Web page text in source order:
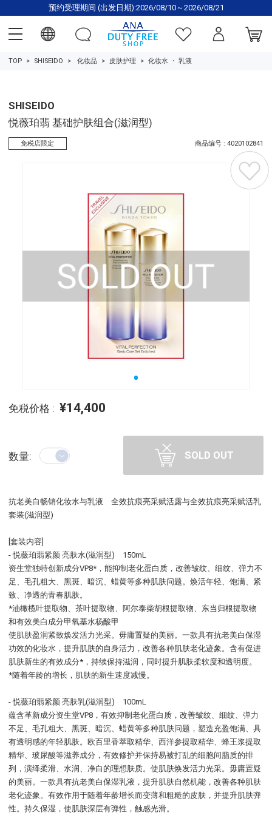
预约受理期间 (出发日期):2026/08/10～2026/08/21
TOP SHISEIDO 化妆品 皮肤护理 化妆水 ・ 乳液
SHISEIDO
悦薇珀翡 基础护肤组合(滋润型)
免税店限定 商品编号 : 4020102841
免税价格 : ¥14,400
数量: SOLD OUT
抗老美白畅销化妆水与乳液 全效抗痕亮采赋活露与全效抗痕亮采赋活乳
套装(滋润型)
[套装内容]
- 悦薇珀翡紧颜 亮肤水(滋润型) 150mL
资生堂独特创新成分VP8*，能抑制老化蛋白质，改善皱纹、细纹、弹力不
足、毛孔粗大、黑斑、暗沉、蜡黄等多种肌肤问题。焕活年轻、饱满、紧
致、净透的青春肌肤。
*油橄榄叶提取物、茶叶提取物、阿尔泰柴胡根提取物、东当归根提取物
和有效美白成分甲氧基水杨酸甲
使肌肤盈润紧致焕发活力光采。毋庸置疑的美丽。一款具有抗老美白保湿
功效的化妆水，提升肌肤的自身活力，改善各种肌肤老化迹象。含有促进
肌肤新生的有效成分*，持续保持滋润，同时提升肌肤柔软度和透明度。
*随着年龄的增长，肌肤的新生速度减慢。
- 悦薇珀翡紧颜 亮肤乳(滋润型) 100mL
蕴含革新成分资生堂VP8，有效抑制老化蛋白质，改善皱纹、细纹、弹力
不足、毛孔粗大、黑斑、暗沉、蜡黄等多种肌肤问题，塑造充盈饱满、具
有透明感的年轻肌肤。欧百里香萃取精华、西洋参提取精华、蜂王浆提取
精华、玻尿酸等滋养成分，有效修护并保持易被打乱的细胞间脂质的排
列，演绎柔滑、水润、净白的理想肤质。使肌肤焕发活力光采。毋庸置疑
的美丽。一款具有抗老美白保湿乳液，提升肌肤自然机能，改善各种肌肤
老化迹象。有效作用于随着年龄增长而变薄和粗糙的皮肤，并提升肌肤弹
性。持久保湿，使肌肤深层有弹性，触感光滑。